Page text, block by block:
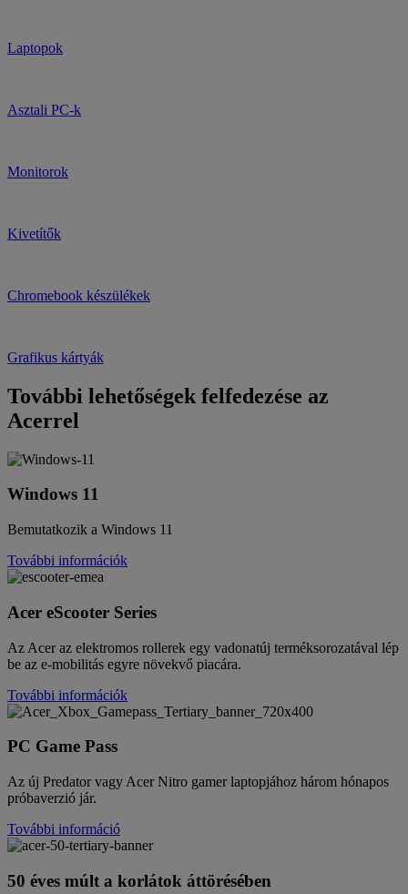
Laptopok
Asztali PC-k
Monitorok
Kivetítők
Chromebook készülékek
Grafikus kártyák
További lehetőségek felfedezése az
Acerrel
Windows 11
Bemutatkozik a Windows 11
További információk
Acer eScooter Series
Az Acer az elektromos rollerek egy vadonatúj terméksorozatával lép
be az e-mobilitás egyre növekvő piacára.
További információk
PC Game Pass
Az új Predator vagy Acer Nitro gamer laptopjához három hónapos
próbaverzió jár.
További információ
50 éves múlt a korlátok áttörésében